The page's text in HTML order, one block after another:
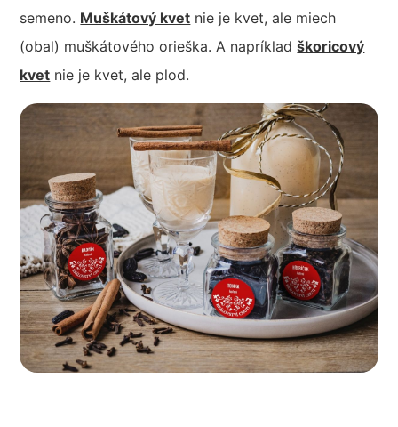
semeno. Muškátový kvet nie je kvet, ale miech
(obal) muškátového orieška. A napríkladškoricový
kvet nie je kvet, ale plod.